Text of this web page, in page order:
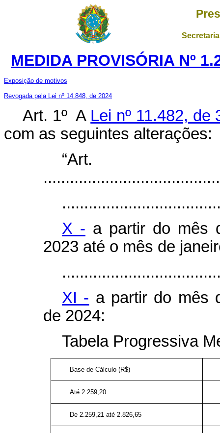
MEDIDA PROVISÓRIA Nº
Exposição de motivos
Revogada pela Lei nº 14.848, de 2024
Art. 1º A Lei nº 11.482, de
com as seguintes alterações:
X - a partir do mês
2023 até o mês de
XI - a partir do mês
de 2024:
Tabela Progressiva
Base de Cálculo (R$)
Até 2.259,20
De 2.259,21 até 2.826,65